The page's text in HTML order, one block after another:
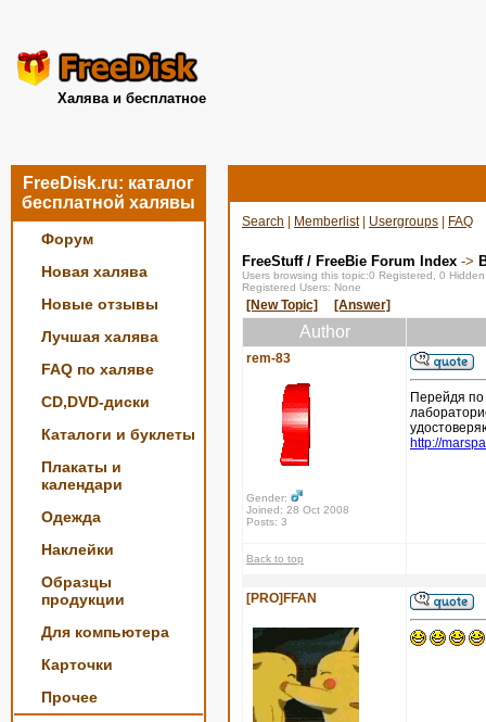
Халява и бесплатное
FreeDisk.ru: каталог
бесплатной халявы
Форум
Новая халява
Новые отзывы
Лучшая халява
FAQ по халяве
CD,DVD-диски
Каталоги и буклеты
Плакаты и
календари
Одежда
Наклейки
Образцы
продукции
Для компьютера
Карточки
Прочее
Search Memberlist| Usergroups FAQ
FreeStuff / FreeBie Forum Index ->
Users browsing this topic:0 Registered, 0
Registered Users: None
[New Topic] [Answer]
Author
rem-83
Gender:
Joined: 28 Oct 2008
Posts: 3
Перейдя по
http://
Back to top
[PRO]FFAN